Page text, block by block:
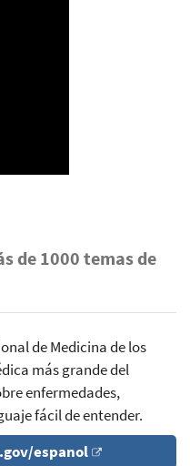
de 1000 temas de
de Medicina de los
más grande del
enfermedades,
fácil de entender.
espanol